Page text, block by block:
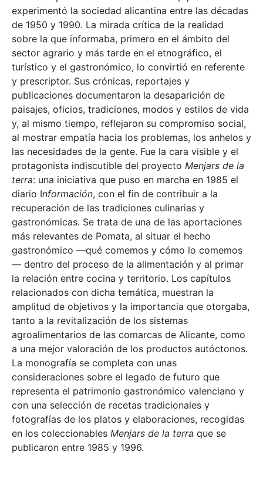
experimentó la sociedad alicantina entre las décadas
de 1950 y 1990. La mirada crítica de la realidad
sobre la que informaba, primero en el ámbito del
sector agrario y más tarde en el etnográfico, el
turístico y el gastronómico, lo convirtió en referente
y prescriptor. Sus crónicas, reportajes y
publicaciones documentaron la desaparición de
paisajes, oficios, tradiciones, modos y estilos de vida
y, al mismo tiempo, reflejaron su compromiso social,
al mostrar empatía hacia los problemas, los anhelos y
las necesidades de la gente. Fue la cara visible y el
protagonista indiscutible del proyecto Menjars de la
terra: una iniciativa que puso en marcha en 1985 el
diario Información, con el fin de contribuir a la
recuperación de las tradiciones culinarias y
gastronómicas. Se trata de una de las aportaciones
más relevantes de Pomata, al situar el hecho
gastronómico —qué comemos y cómo lo comemos
— dentro del proceso de la alimentación y al primar
la relación entre cocina y territorio. Los capítulos
relacionados con dicha temática, muestran la
amplitud de objetivos y la importancia que otorgaba,
tanto a la revitalización de los sistemas
agroalimentarios de las comarcas de Alicante, como
a una mejor valoración de los productos autóctonos.
La monografía se completa con unas
consideraciones sobre el legado de futuro que
representa el patrimonio gastronómico valenciano y
con una selección de recetas tradicionales y
fotografías de los platos y elaboraciones, recogidas
en los coleccionables Menjars de la terra que se
publicaron entre 1985 y 1996.